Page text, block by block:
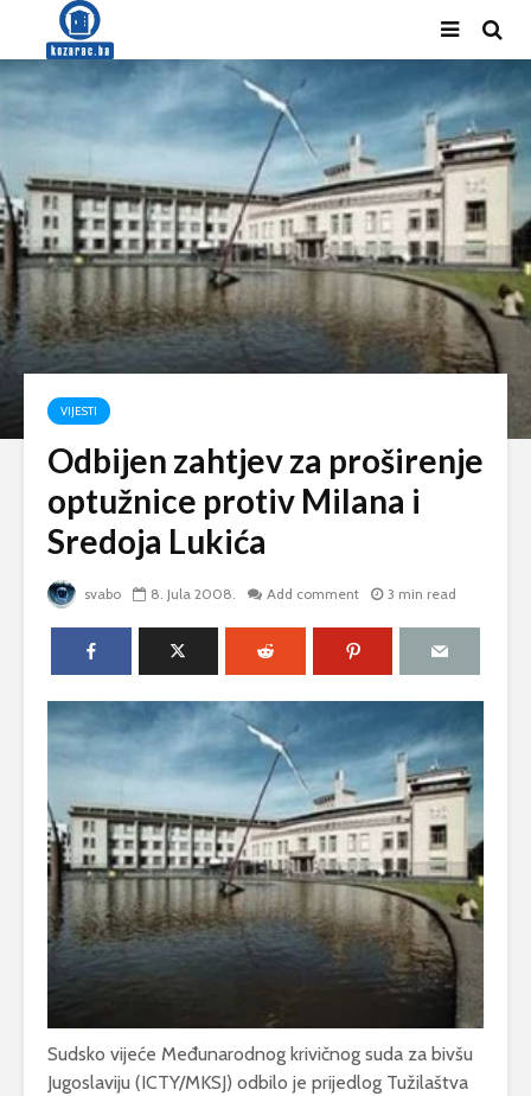
VIJESTI
Odbijen zahtjev za proširenje
optužnice protiv Milana i
Sredoja Lukića
svabo 8. Jula 2008. Add comment 3 min read
Sudsko vijeće Međunarodnog krivičnog suda za bivšu
Jugoslaviju (ICTY/MKSJ) odbilo je prijedlog Tužilaštva